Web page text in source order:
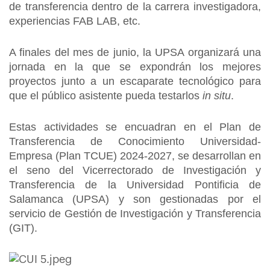
de transferencia dentro de la carrera investigadora,
experiencias FAB LAB, etc.
A finales del mes de junio, la UPSA organizará una
jornada en la que se expondrán los mejores
proyectos junto a un escaparate tecnológico para
que el público asistente pueda testarlos in situ.
Estas actividades se encuadran en el Plan de
Transferencia de Conocimiento Universidad-
Empresa (Plan TCUE) 2024-2027, se desarrollan en
el seno del Vicerrectorado de Investigación y
Transferencia de la Universidad Pontificia de
Salamanca (UPSA) y son gestionadas por el
servicio de Gestión de Investigación y Transferencia
(GIT).